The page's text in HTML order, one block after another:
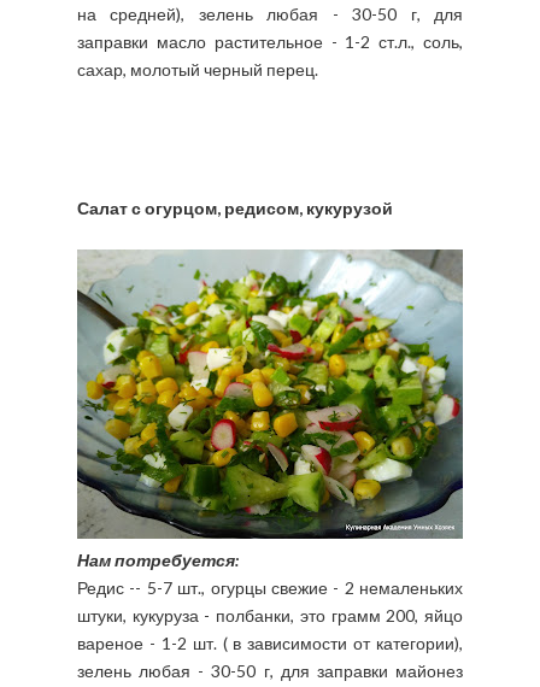
на средней), зелень любая - 30-50 г, для
заправки масло растительное - 1-2 ст.л., соль,
сахар, молотый черный перец.
Салат с огурцом, редисом, кукурузой
Нам потребуется:
Редис -- 5-7 шт., огурцы свежие - 2 немаленьких
штуки, кукуруза - полбанки, это грамм 200, яйцо
вареное - 1-2 шт. ( в зависимости от категории),
зелень любая - 30-50 г, для заправки майонез